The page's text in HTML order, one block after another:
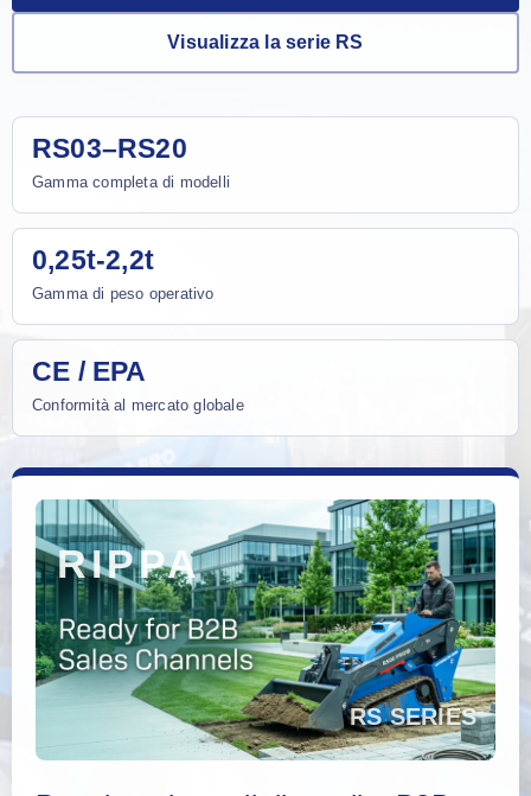
Visualizza la serie RS
RS03–RS20
Gamma completa di modelli
0,25t-2,2t
Gamma di peso operativo
CE / EPA
Conformità al mercato globale